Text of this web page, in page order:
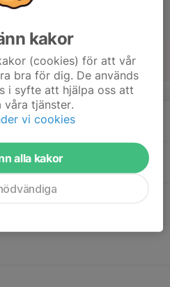
v.34
kakor
(cookies) för att vår
bra för dig. De används
i syfte att hjälpa oss att
tjänster.
vi cookies
alla kakor